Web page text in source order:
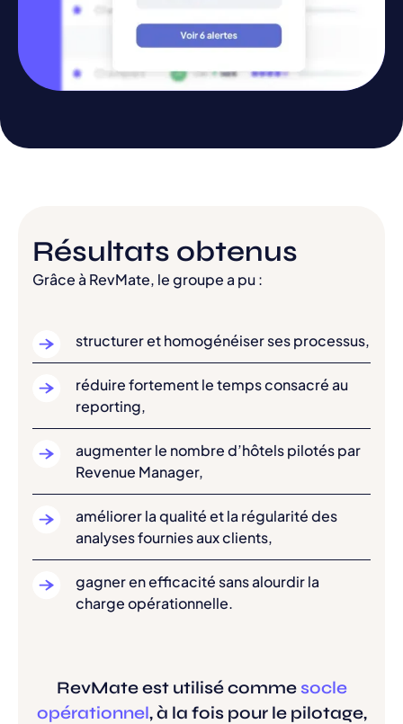
Résultats obtenus
Grâce à RevMate, le groupe a pu :
structurer et homogénéiser ses processus,
réduire fortement le temps consacré au
reporting,
augmenter le nombre d’hôtels pilotés par
Revenue Manager,
améliorer la qualité et la régularité des
analyses fournies aux clients,
gagner en efficacité sans alourdir la
charge opérationnelle.
RevMate est utilisé comme socle
opérationnel, à la fois pour le pilotage,